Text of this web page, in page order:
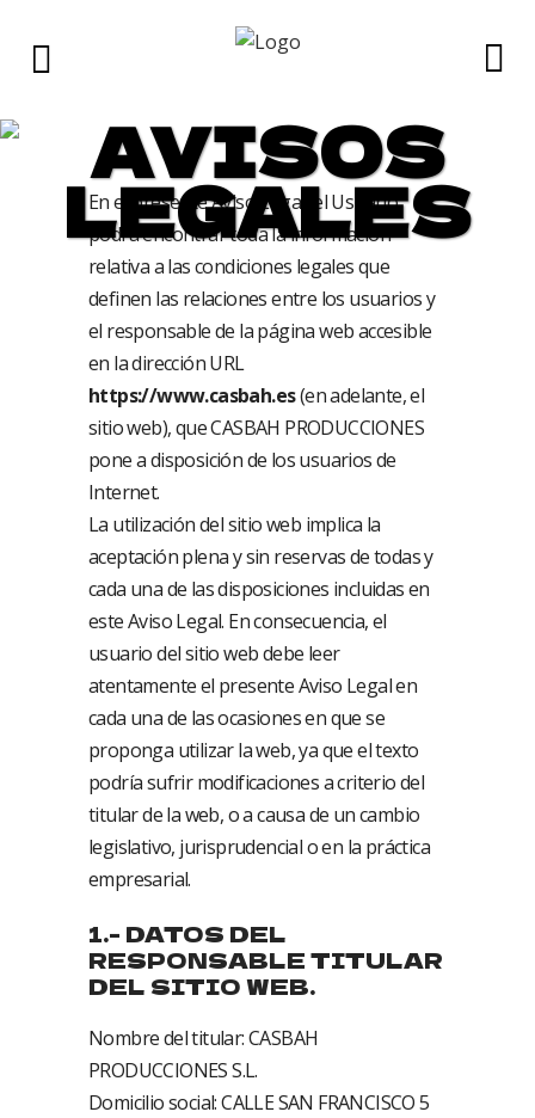
AVISOS
LEGALES
En el presente Aviso Legal, el Usuario,
podrá encontrar toda la información
relativa a las condiciones legales que
definen las relaciones entre los usuarios y
el responsable de la página web accesible
en la dirección URL
https://www.casbah.es(en adelante, el
sitio web), que CASBAH PRODUCCIONES
pone a disposición de los usuarios de
Internet.
La utilización del sitio web implica la
aceptación plena y sin reservas de todas y
cada una de las disposiciones incluidas en
este Aviso Legal. En consecuencia, el
usuario del sitio web debe leer
atentamente el presente Aviso Legal en
cada una de las ocasiones en que se
proponga utilizar la web, ya que el texto
podría sufrir modificaciones a criterio del
titular de la web, o a causa de un cambio
legislativo, jurisprudencial o en la práctica
empresarial.
1.- DATOS DEL
RESPONSABLE TITULAR
DEL SITIO WEB.
Nombre del titular: CASBAH
PRODUCCIONES S.L.
Domicilio social: CALLE SAN FRANCISCO 5